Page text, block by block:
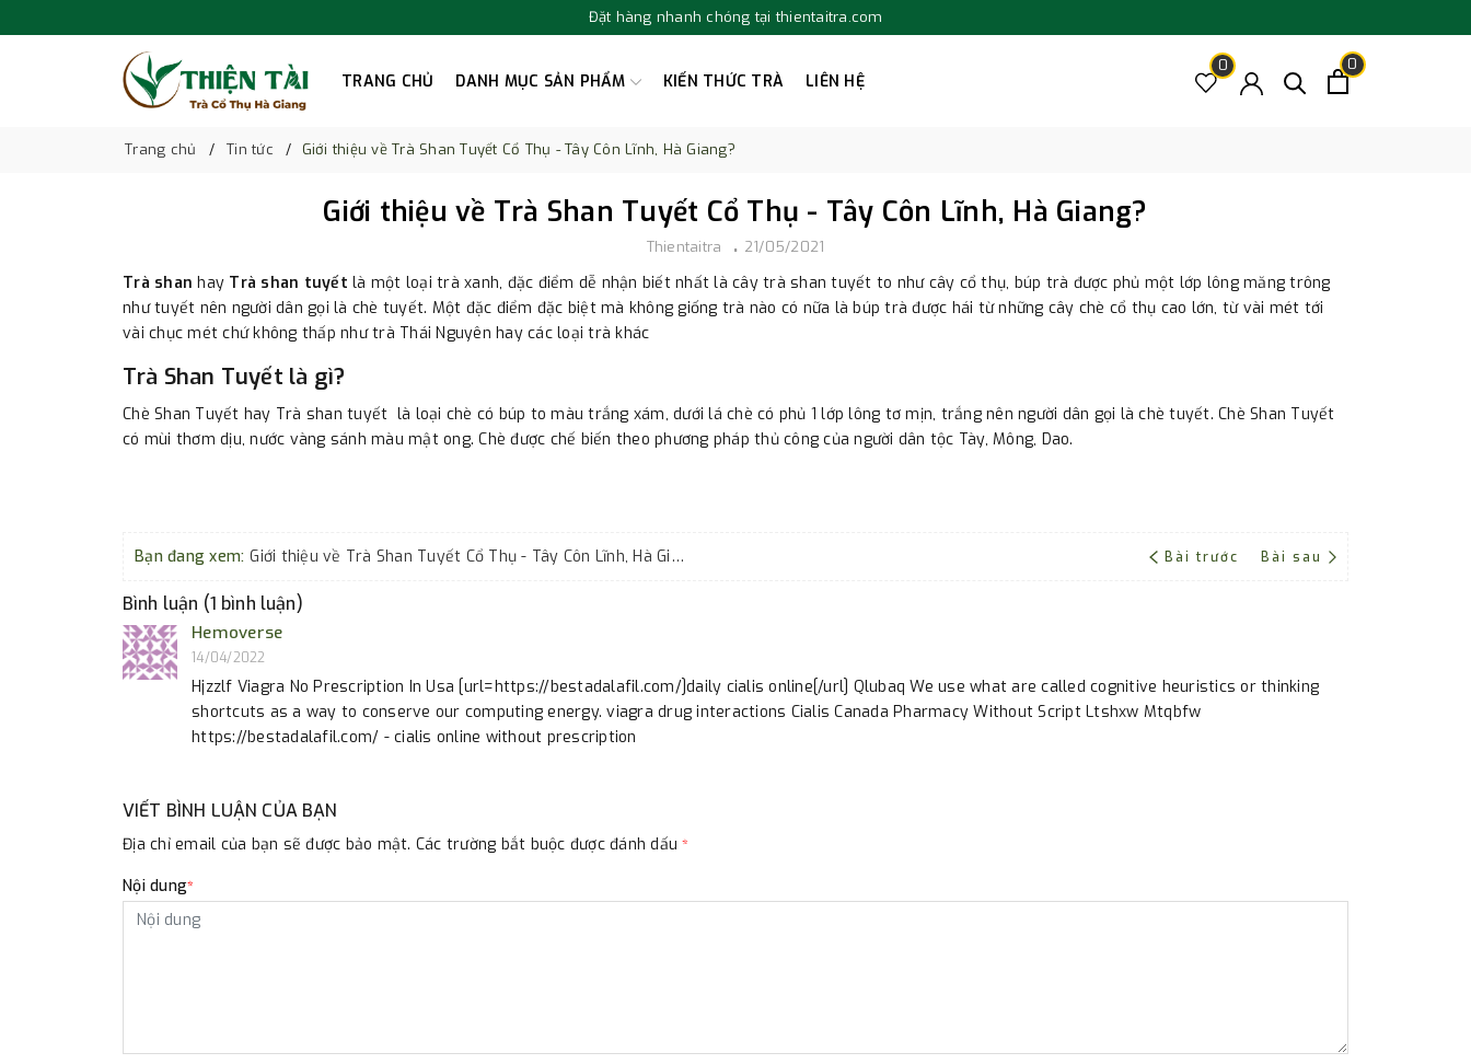
Đặt hàng nhanh chóng tại thientaitra.com
TRANG CHỦ DANH MỤC SẢN PHẨM KIẾN THỨC TRÀ LIÊN HỆ
0 0
Trang chủ Tin tức Giới thiệu về Trà Shan Tuyết Cổ Thụ - Tây Côn Lĩnh, Hà Giang?
Giới thiệu về Trà Shan Tuyết Cổ Thụ - Tây Côn Lĩnh, Hà Giang?
Thientaitra 21/05/2021
Trà shan hay Trà shan tuyết là một loại trà xanh, đặc điểm dễ nhận biết nhất là cây trà shan tuyết to như cây cổ thụ, búp trà được phủ một lớp lông măng trông
như tuyết nên người dân gọi là chè tuyết. Một đặc điểm đặc biệt mà không giống trà nào có nữa là búp trà được hái từ những cây chè cổ thụ cao lớn, từ vài mét tới
vài chục mét chứ không thấp như trà Thái Nguyên hay các loại trà khác
Trà Shan Tuyết là gì?
Chè Shan Tuyết hay Trà shan tuyết là loại chè có búp to màu trắng xám, dưới lá chè có phủ 1 lớp lông tơ mịn, trắng nên người dân gọi là chè tuyết. Chè Shan Tuyết
có mùi thơm dịu, nước vàng sánh màu mật ong. Chè được chế biến theo phương pháp thủ công của người dân tộc Tày, Mông, Dao.
Bạn đang xem: Giới thiệu về Trà Shan Tuyết Cổ Thụ - Tây Côn Lĩnh, Hà Giang? Bài trước Bài sau
Bình luận (1 bình luận)
Hemoverse
14/04/2022
Hjzzlf Viagra No Prescription In Usa [url=https://bestadalafil.com/]daily cialis online[/url] Qlubaq We use what are called cognitive heuristics or thinking
shortcuts as a way to conserve our computing energy. viagra drug interactions Cialis Canada Pharmacy Without Script Ltshxw Mtqbfw
https://bestadalafil.com/ - cialis online without prescription
VIẾT BÌNH LUẬN CỦA BẠN
Địa chỉ email của bạn sẽ được bảo mật. Các trường bắt buộc được đánh dấu*
Nội dung*